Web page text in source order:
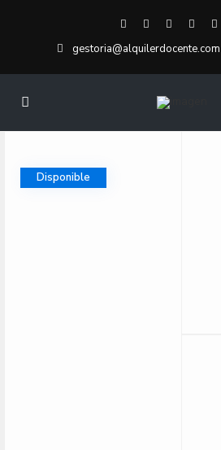
gestoria@alquilerdocente.com
Disponible